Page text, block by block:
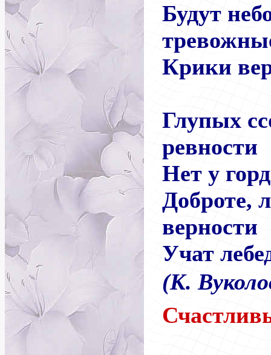
Будут
Крики
Глупых
ревности
Нет у
Доброте,
верности
Учат
(К.